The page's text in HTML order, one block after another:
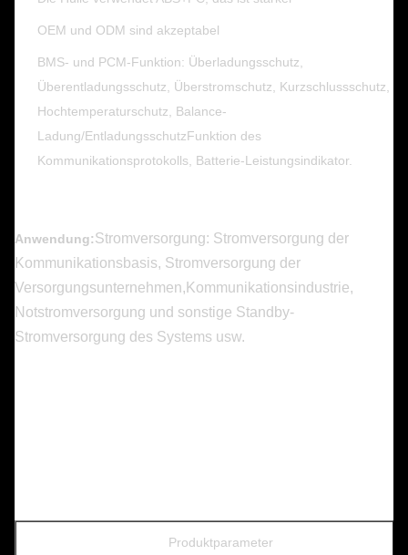
OEM und ODM sind akzeptabel
BMS- und PCM-Funktion: Überladungsschutz,
Überentladungsschutz, Überstromschutz, Kurzschlussschutz,
Hochtemperaturschutz, Balance-
Ladung/EntladungsschutzFunktion des
Kommunikationsprotokolls, Batterie-Leistungsindikator.
Anwendung:Stromversorgung: Stromversorgung der
Kommunikationsbasis, Stromversorgung der
Versorgungsunternehmen,Kommunikationsindustrie,
Notstromversorgung und sonstige Standby-
Stromversorgung des Systems usw.
Produktparameter